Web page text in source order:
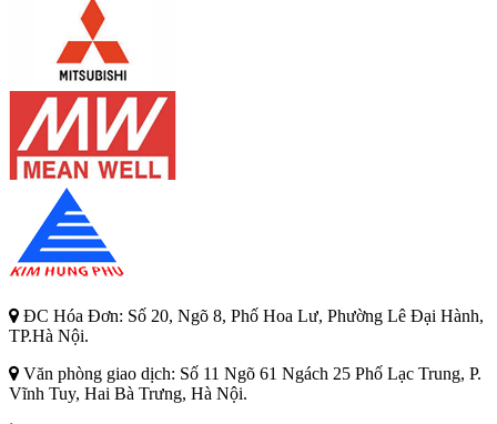
ĐC Hóa Đơn: Số 20, Ngõ 8, Phố Hoa Lư, Phường Lê Đại Hành,
TP.Hà Nội.
Văn phòng giao dịch: Số 11 Ngõ 61 Ngách 25 Phố Lạc Trung, P.
Vĩnh Tuy, Hai Bà Trưng, Hà Nội.